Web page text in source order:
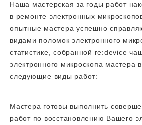
Наша мастерская за годы работ
в ремонте электронных
опытные мастера успешно
видами поломок электронного
статистике, собранной re:device
электронного микроскопа мастера
следующие виды работ:
Мастера готовы выполнить
работ по восстановлению Вашего